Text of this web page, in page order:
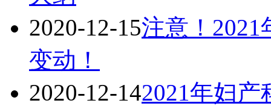
2020-12-15注意！
变动！
2020-12-142021年妇